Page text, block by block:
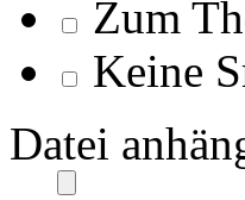
Zum
Keine
Datei